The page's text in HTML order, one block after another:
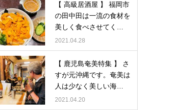
【 高級居酒屋 】 福岡市
の田中田は一流の食材を
美しく食べさせてく…
2021.04.28
【 鹿児島奄美特集 】 さ
すが元沖縄です。奄美は
人は少なく美しい海…
2021.04.20